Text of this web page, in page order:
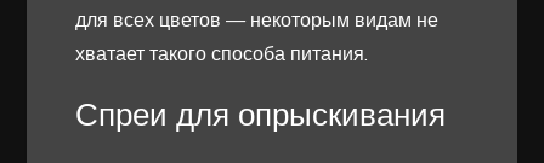
для всех цветов — некоторым видам не
хватает такого способа питания.
Спреи для опрыскивания